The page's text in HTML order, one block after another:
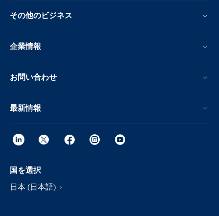
その他のビジネス
企業情報
お問い合わせ
最新情報
国を選択
日本 (日本語)